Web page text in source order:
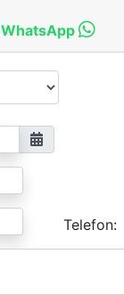
WhatsApp
Telefon